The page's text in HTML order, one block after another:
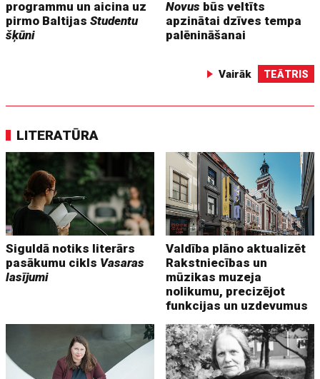
programmu un aicina uz
pirmo BaltijasStudentu
šķūni
Novus būs veltīts
apzinātai dzīves tempa
palēnināšanai
Vairāk TEĀTRIS
LITERATŪRA
Siguldā notiks literārs
pasākumu cikls Vasaras
lasījumi
Valdība plāno aktualizēt
Rakstniecības un
mūzikas muzeja
nolikumu, precizējot
funkcijas un uzdevumus